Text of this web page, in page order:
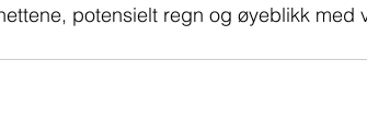
potensielt regn og øyeblikk med